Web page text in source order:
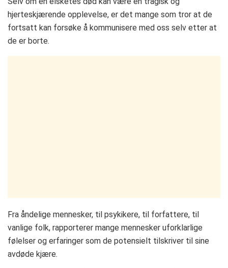
hjerteskjærende opplevelse, er det mange som tror at de
fortsatt kan forsøke å kommunisere med oss ​​selv etter at
de er borte.
Fra åndelige mennesker, til psykikere, til forfattere, til
vanlige folk, rapporterer mange mennesker uforklarlige
følelser og erfaringer som de potensielt tilskriver til sine
avdøde kjære.